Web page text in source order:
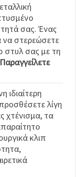
σας. Ένας
να στερεώσετε
στυλ σας με τη
Παραγγείλετε
ιδιαίτερη
λίγη
χτένισμα, τα
κλιπ